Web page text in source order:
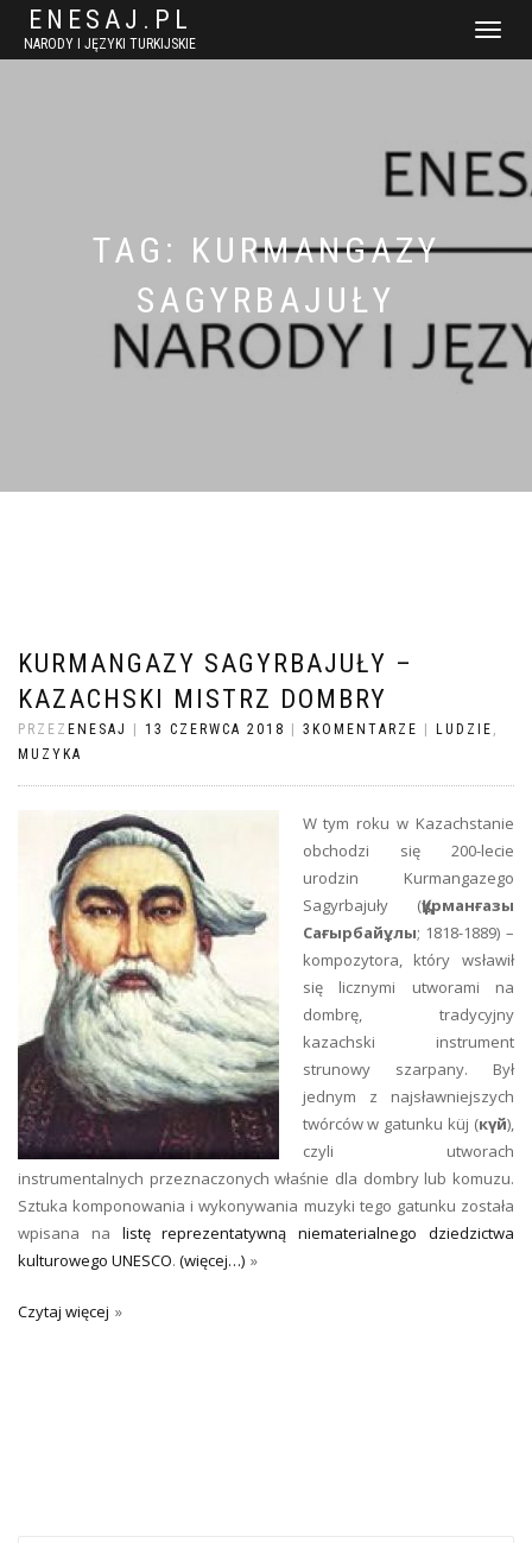
ENESAJ.PL
NARODY I JĘZYKI TURKIJSKIE
WŁĄCZ
TAG: KURMANGAZY
SAGYRBAJUŁY
KURMANGAZY SAGYRBAJUŁY –
KAZACHSKI MISTRZ DOMBRY
PRZEZ ENESAJ 13 CZERWCA 2018 3KOMENTARZE LUDZIE ,
MUZYKA
W tym roku w Kazachstanie
obchodzi się 200-lecie
urodzin Kurmangazego
Sagyrbajuły (Құрманғазы
Сағырбайұлы; 1818-1889) –
kompozytora, który wsławił
się licznymi utworami na
dombrę, tradycyjny
kazachski instrument
strunowy szarpany. Był
jednym z najsławniejszych
twórców w gatunku küj (күй),
czyli utworach
instrumentalnych przeznaczonych właśnie dla dombry lub komuzu.
Sztuka komponowania i wykonywania muzyki tego gatunku została
wpisana na listę reprezentatywną niematerialnego dziedzictwa
kulturowego UNESCO. (więcej…)
Czytaj więcej